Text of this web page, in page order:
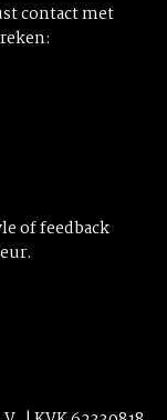
contact met
of feedback